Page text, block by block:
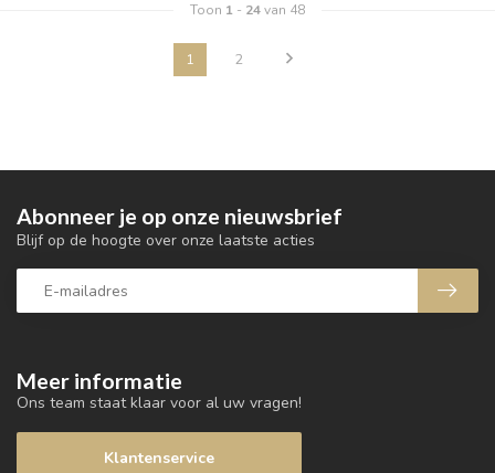
Toon 1 - 24van 48
1 2
Meer informatie
Ons team staat klaar voor al uw vragen!
Klantenservice
Abonneer je op onze nieuwsbrief
Blijf op de hoogte over onze laatste acties